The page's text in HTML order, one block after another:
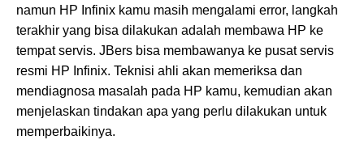
namun HP Infinix kamu masih mengalami error, langkah
terakhir yang bisa dilakukan adalah membawa HP ke
tempat servis. JBers bisa membawanya ke pusat servis
resmi HP Infinix. Teknisi ahli akan memeriksa dan
mendiagnosa masalah pada HP kamu, kemudian akan
menjelaskan tindakan apa yang perlu dilakukan untuk
memperbaikinya.